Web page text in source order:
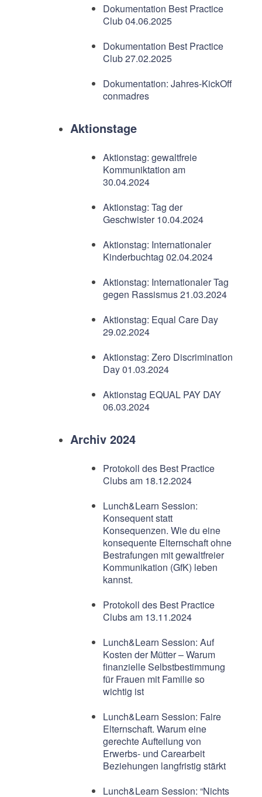
Dokumentation Best Practice
Club 04.06.2025
Dokumentation Best Practice
Club 27.02.2025
Dokumentation: Jahres-KickOff
conmadres
Aktionstage
Aktionstag: gewaltfreie
Kommuniktation am
30.04.2024
Aktionstag: Tag der
Geschwister 10.04.2024
Aktionstag: Internationaler
Kinderbuchtag 02.04.2024
Aktionstag: Internationaler Tag
gegen Rassismus 21.03.2024
Aktionstag: Equal Care Day
29.02.2024
Aktionstag: Zero Discrimination
Day 01.03.2024
Aktionstag EQUAL PAY DAY
06.03.2024
Archiv 2024
Protokoll des Best Practice
Clubs am 18.12.2024
Lunch&Learn Session:
Konsequent statt
Konsequenzen. Wie du eine
konsequente Elternschaft ohne
Bestrafungen mit gewaltfreier
Kommunikation (GfK) leben
kannst.
Protokoll des Best Practice
Clubs am 13.11.2024
Lunch&Learn Session: Auf
Kosten der Mütter – Warum
finanzielle Selbstbestimmung
für Frauen mit Familie so
wichtig ist
Lunch&Learn Session: Faire
Elternschaft. Warum eine
gerechte Aufteilung von
Erwerbs- und Carearbeit
Beziehungen langfristig stärkt
Lunch&Learn Session: “Nichts